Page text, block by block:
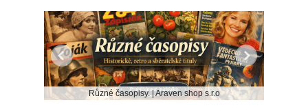
Různé časopisy. | Araven shop s.r.o